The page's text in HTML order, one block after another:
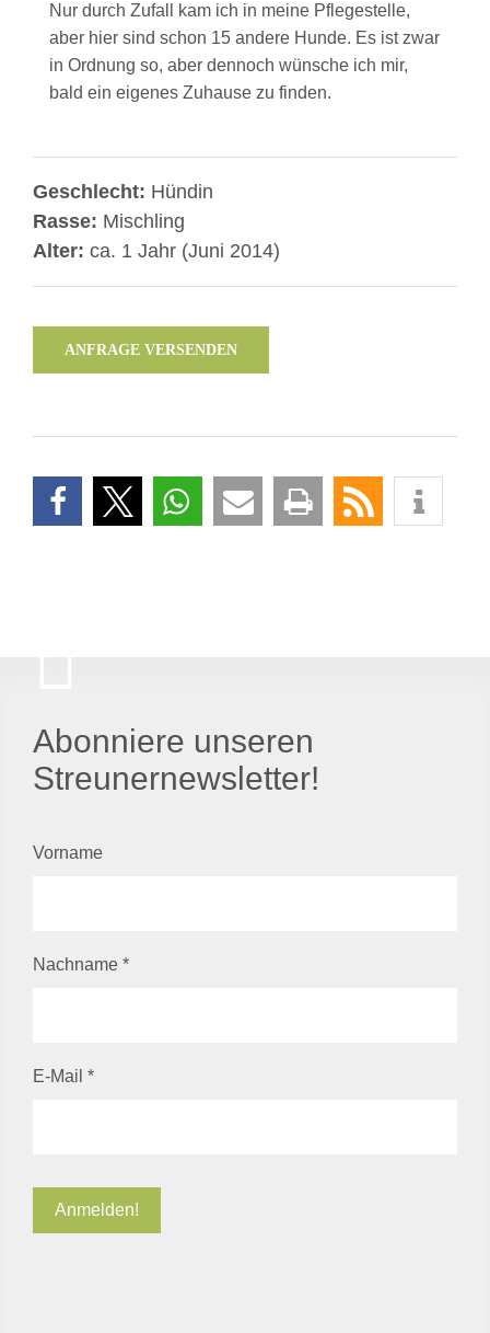
Nur durch Zufall kam ich in meine Pflegestelle,
aber hier sind schon 15 andere Hunde. Es ist zwar
in Ordnung so, aber dennoch wünsche ich mir,
bald ein eigenes Zuhause zu finden.
Geschlecht: Hündin
Rasse: Mischling
Alter: ca. 1 Jahr (Juni 2014)
ANFRAGE VERSENDEN
Abonniere unseren
Streunernewsletter!
Vorname
Nachname *
E-Mail *